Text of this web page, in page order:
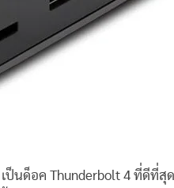
เป็นด็อค Thunderbolt 4 ที่ดีที่